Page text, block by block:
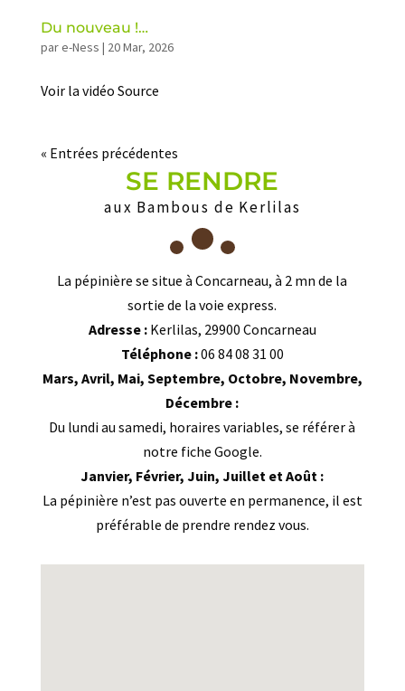
Du nouveau !…
pare-Ness | 20 Mar, 2026
Voir la vidéo Source
« Entrées précédentes
SE RENDRE
aux Bambous de Kerlilas
La pépinière se situe à Concarneau, à 2 mn de la
sortie de la voie express.
Adresse :Kerlilas, 29900 Concarneau
Téléphone :06 84 08 31 00
Mars, Avril, Mai, Septembre, Octobre, Novembre,
Décembre :
Du lundi au samedi, horaires variables, se référer à
notre fiche Google.
Janvier, Février, Juin, Juillet et Août :
La pépinière n’est pas ouverte en permanence, il est
préférable de prendre rendez vous.